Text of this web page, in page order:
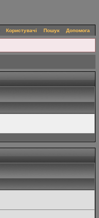
Користувачі Пошук Допомога